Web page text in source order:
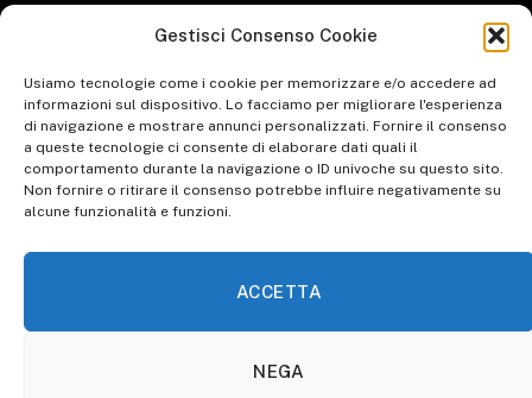
Gestisci Consenso Cookie
Usiamo tecnologie come i cookie per memorizzare e/o accedere ad
informazioni sul dispositivo. Lo facciamo per migliorare l'esperienza
di navigazione e mostrare annunci personalizzati. Fornire il consenso
a queste tecnologie ci consente di elaborare dati quali il
comportamento durante la navigazione o ID univoche su questo sito.
Non fornire o ritirare il consenso potrebbe influire negativamente su
alcune funzionalità e funzioni.
ACCETTA
NEGA
GENERI LETTERARI: AL SALONE DEL LIBRO ARRIVANO I DATI AIE 2023
I 10 libri più letti del 2022
WORLD ART DAY: RIFLESSIONE SULLO STATO DELL'ARTEsu
Inspire Your Heart with Art Day, una giornata d’arte
su
Guillermo Del Toro: la recensione​